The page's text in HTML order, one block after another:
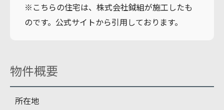
※こちらの住宅は、株式会社鉞組が施工したも
のです。公式サイトから引用しております。
物件概要
所在地